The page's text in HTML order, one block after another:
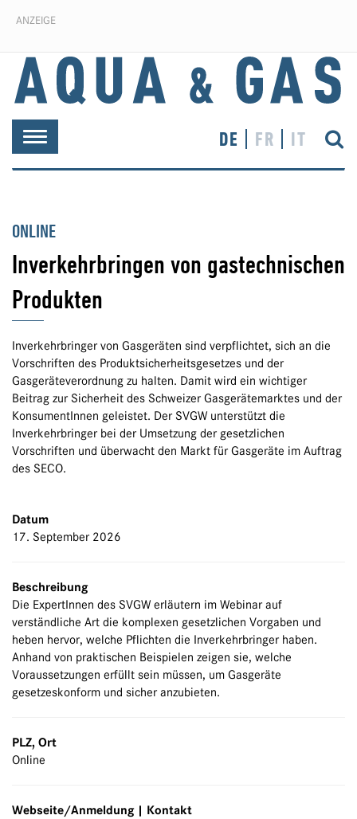
ANZEIGE
Toggle
navigation
DE FR IT
ONLINE
Inverkehrbringen von gastechnischen
Produkten
Inverkehrbringer von Gasgeräten sind verpflichtet, sich an die
Vorschriften des Produktsicherheitsgesetzes und der
Gasgeräteverordnung zu halten. Damit wird ein wichtiger
Beitrag zur Sicherheit des Schweizer Gasgerätemarktes und der
KonsumentInnen geleistet. Der SVGW unterstützt die
Inverkehrbringer bei der Umsetzung der gesetzlichen
Vorschriften und überwacht den Markt für Gasgeräte im Auftrag
des SECO.
Datum
17. September 2026
Beschreibung
Die ExpertInnen des SVGW erläutern im Webinar auf
verständliche Art die komplexen gesetzlichen Vorgaben und
heben hervor, welche Pflichten die Inverkehrbringer haben.
Anhand von praktischen Beispielen zeigen sie, welche
Voraussetzungen erfüllt sein müssen, um Gasgeräte
gesetzeskonform und sicher anzubieten.
PLZ, Ort
Online
Webseite/Anmeldung | Kontakt